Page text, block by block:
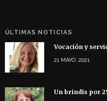
ÚLTIMAS NOTICIAS
Vocación y
21 MAYO, 2021
Un brindis por